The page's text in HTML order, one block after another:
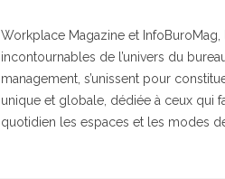
Workplace Magazine et InfoBuroMag,
incontournables de l’univers du
management, s’unissent pour
unique et globale, dédiée à ceux qui
quotidien les espaces et les modes de